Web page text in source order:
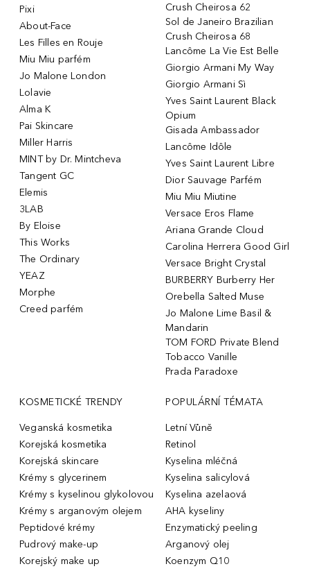
Pixi
About-Face
Les Filles en Rouje
Miu Miu parfém
Jo Malone London
Lolavie
Alma K
Pai Skincare
Miller Harris
MINT by Dr. Mintcheva
Tangent GC
Elemis
3LAB
By Eloise
This Works
The Ordinary
YEAZ
Morphe
Creed parfém
Crush Cheirosa 62
Sol de Janeiro Brazilian
Crush Cheirosa 68
Lancôme La Vie Est Belle
Giorgio Armani My Way
Giorgio Armani Sì
Yves Saint Laurent Black
Opium
Gisada Ambassador
Lancôme Idôle
Yves Saint Laurent Libre
Dior Sauvage Parfém
Miu Miu Miutine
Versace Eros Flame
Ariana Grande Cloud
Carolina Herrera Good Girl
Versace Bright Crystal
BURBERRY Burberry Her
Orebella Salted Muse
Jo Malone Lime Basil &
Mandarin
TOM FORD Private Blend
Tobacco Vanille
Prada Paradoxe
KOSMETICKÉ TRENDY
Veganská kosmetika
Korejská kosmetika
Korejská skincare
Krémy s glycerinem
Krémy s kyselinou glykolovou
Krémy s arganovým olejem
Peptidové krémy
Pudrový make-up
Korejský make up
POPULÁRNÍ TÉMATA
Letní Vůně
Retinol
Kyselina mléčná
Kyselina salicylová
Kyselina azelaová
AHA kyseliny
Enzymatický peeling
Arganový olej
Koenzym Q10